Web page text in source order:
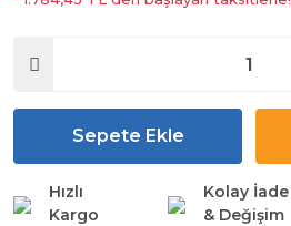
Sepete Ekle
Hızlı
Kargo
Kolay İade
& Değişim